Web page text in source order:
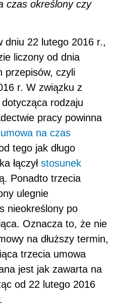
czas określony czy
dniu 22 lutego 2016 r.,
liczony od dnia
przepisów, czyli
r. W związku z
rodzaju
pracy powinna
umowa na czas
tego jak długo
łączył stosunek
Ponadto trzecia
ulegnie
nieokreślony po
Oznacza to, że nie
na dłuższy termin,
trzecia umowa
jest jak zawarta na
od 22 lutego 2016